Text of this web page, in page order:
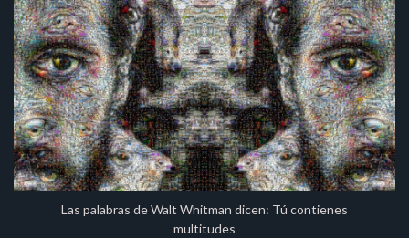
Las palabras de Walt Whitman dicen: Tú contienes
multitudes